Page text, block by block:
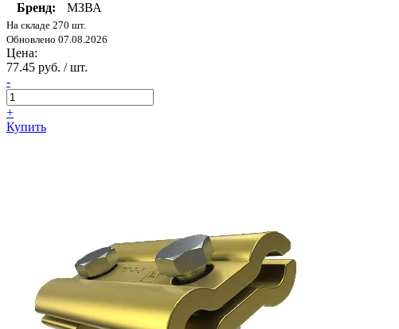
Бренд:
МЗВА
На складе 270 шт.
Обновлено 07.08.2026
Цена:
77.45 руб. / шт.
-
+
Купить